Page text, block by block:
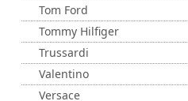
Tom Ford
Tommy Hilfiger
Trussardi
Valentino
Versace